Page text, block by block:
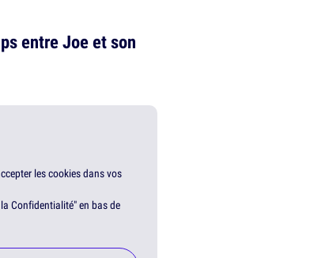
entre Joe et son
les cookies dans vos
Confidentialité" en bas de